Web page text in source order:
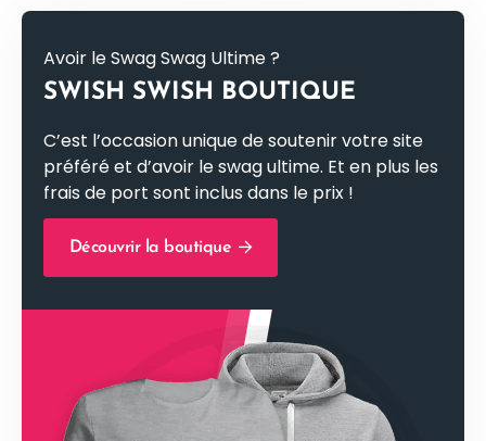
Avoir le Swag Swag Ultime ?
SWISH SWISH BOUTIQUE
C’est l’occasion unique de soutenir votre site
préféré et d’avoir le swag ultime. Et en plus les
frais de port sont inclus dans le prix !
Découvrir la boutique